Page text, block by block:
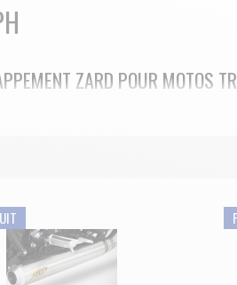
ZARD POUR MOTOS
ZARD sont homologués ou Non, mais